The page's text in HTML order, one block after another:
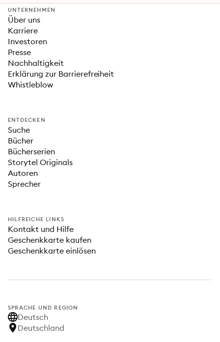
UNTERNEHMEN
Über uns
Karriere
Investoren
Presse
Nachhaltigkeit
Erklärung zur Barrierefreiheit
Whistleblow
ENTDECKEN
Suche
Bücher
Bücherserien
Storytel Originals
Autoren
Sprecher
HILFREICHE LINKS
Kontakt und Hilfe
Geschenkkarte kaufen
Geschenkkarte einlösen
SPRACHE UND REGION
Deutsch
Deutschland